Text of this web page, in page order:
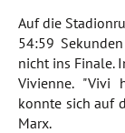
Auf die
54:59
nicht ins Finale.
Vivienne. "Vivi
konnte sich auf
Marx.